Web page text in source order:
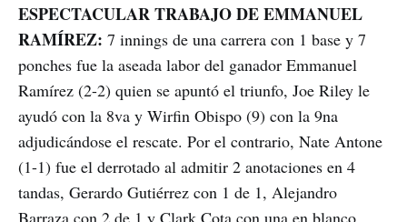
ESPECTACULAR TRABAJO DE EMMANUEL
RAMÍREZ: 7 innings de una carrera con 1 base y 7
ponches fue la aseada labor del ganador Emmanuel
Ramírez (2-2) quien se apuntó el triunfo, Joe Riley le
ayudó con la 8va y Wirfin Obispo (9) con la 9na
adjudicándose el rescate. Por el contrario, Nate Antone
(1-1) fue el derrotado al admitir 2 anotaciones en 4
tandas, Gerardo Gutiérrez con 1 de 1, Alejandro
Barraza con 2 de 1 y Clark Cota con una en blanco